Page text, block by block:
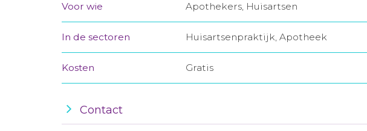
Voor wie Apothekers, Huisartsen
In de sectoren Huisartsenpraktijk, Apotheek
Kosten Gratis
Contact